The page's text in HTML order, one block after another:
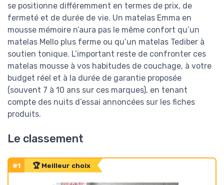
se positionne différemment en termes de prix, de
fermeté et de durée de vie. Un matelas Emma en
mousse mémoire n’aura pas le même confort qu’un
matelas Mello plus ferme ou qu’un matelas Tediber à
soutien tonique. L’important reste de confronter ces
matelas mousse à vos habitudes de couchage, à votre
budget réel et à la durée de garantie proposée
(souvent 7 à 10 ans sur ces marques), en tenant
compte des nuits d’essai annoncées sur les fiches
produits.
Le classement
#1 🏆 Meilleur choix